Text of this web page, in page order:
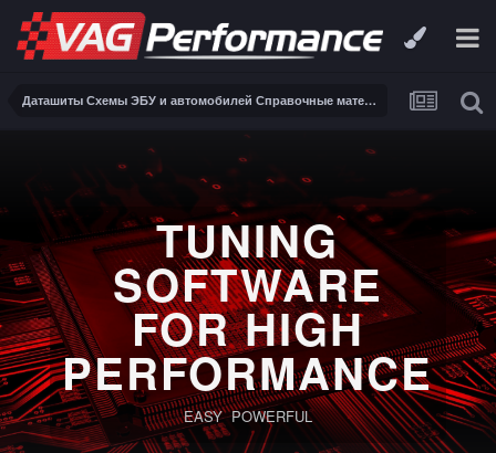
Даташиты Схемы ЭБУ и автомобилей Справочные материалы, инструкции, описания, книги Заказ и поиск схем ЭБУ и автомобилей
TUNING
SOFTWARE
FOR HIGH
PERFORMANCE
EASY POWERFUL